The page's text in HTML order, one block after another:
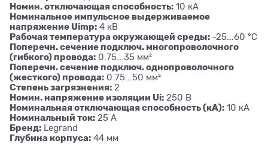
Номин. отключающая способность: 10 кА
Номинальное импульсное выдерживаемое
напряжение Uimp: 4 кВ
Рабочая температура окружающей среды: -25...60 °C
Поперечн. сечение подключ. многопроволочного
(гибкого) провода: 0.75...35 мм²
Поперечн. сечение подключ. однопроволочного
(жесткого) провода: 0.75...50 мм²
Степень загрязнения: 2
Номин. напряжение изоляции Ui: 250 В
Номинальная отключающая способность (кА): 10 кА
Номинальный ток: 25 А
Бренд: Legrand
Глубина корпуса: 44 мм